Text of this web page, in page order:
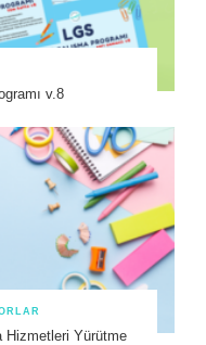
v.8
Hizmetleri Yürütme